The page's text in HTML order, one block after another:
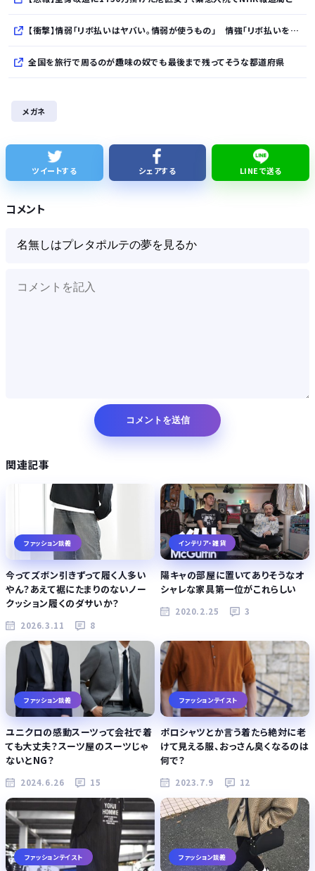
【衝撃】情弱「リボ払いはヤバい。情弱が使うもの」 情強「リボ払いを使いこなすのが情強やで」 ← これ
全国を旅行で周るのが趣味の奴でも最後まで残ってそうな都道府県
【大地震】専門家「南海トラフだけでなく直下型地震にも注意を」…中部各地に危険度「Sランク」断層帯
Powered by livedoor 相互RSS
メガネ
ツイートする シェアする LINEで送る
コメント
関連記事
ファッション談義
今ってズボン引きずって履く人多い
やん？あえて裾にたまりのないノー
クッション履くのダサいか？
2026.3.11 8
インテリア・雑貨
陽キャの部屋に置いてありそうなオ
シャレな家具第一位がこれらしい
2020.2.25 3
ファッション談義
ユニクロの感動スーツって会社で着
ても大丈夫？スーツ屋のスーツじゃ
ないとNG？
2024.6.26 15
ファッションテイスト
ポロシャツとか言う着たら絶対に老
けて見える服、おっさん臭くなるのは
何で？
2023.7.9 12
ファッションテイスト ファッション談義